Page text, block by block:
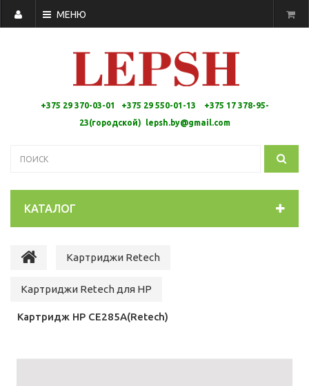
МЕНЮ
+375 29 370-03-01 +375 29 550-01-13 +375 17 378-95-
23(городской)
lepsh.by@gmail.com
КАТАЛОГ
Картриджи Retech
Картриджи Retech для HP
Картридж HP CE285A(Retech)